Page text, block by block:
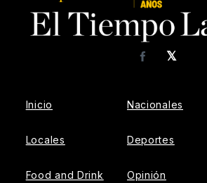
𝕏
Facebook
Inicio
Locales
Food and Drink
Nacionales
Deportes
Opinión